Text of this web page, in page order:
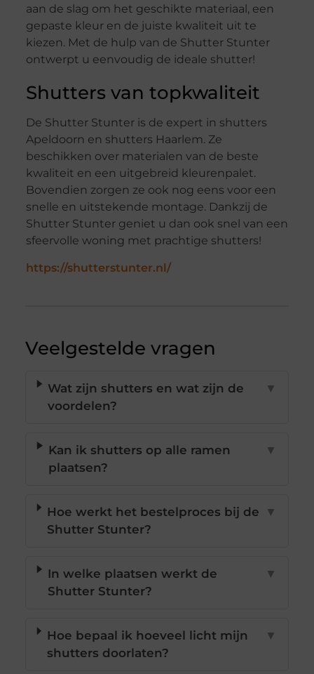
aan de slag om het geschikte materiaal, een
gepaste kleur en de juiste kwaliteit uit te
kiezen. Met de hulp van de Shutter Stunter
ontwerpt u eenvoudig de ideale shutter!
Shutters van topkwaliteit
De Shutter Stunter is de expert in shutters
Apeldoorn en shutters Haarlem. Ze
beschikken over materialen van de beste
kwaliteit en een uitgebreid kleurenpalet.
Bovendien zorgen ze ook nog eens voor een
snelle en uitstekende montage. Dankzij de
Shutter Stunter geniet u dan ook snel van een
sfeervolle woning met prachtige shutters!
https://shutterstunter.nl/
Veelgestelde vragen
Wat zijn shutters en wat zijn de
voordelen?
▼
Kan ik shutters op alle ramen
plaatsen?
▼
Hoe werkt het bestelproces bij de
Shutter Stunter?
▼
In welke plaatsen werkt de
Shutter Stunter?
▼
Hoe bepaal ik hoeveel licht mijn
shutters doorlaten?
▼